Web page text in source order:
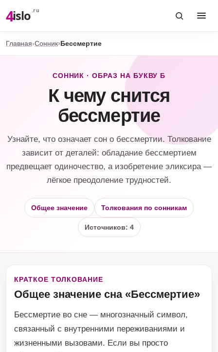
4islo .ru
Главная Сонник Бессмертие
СОННИК · ОБРАЗ НА БУКВУ Б
К чему снится
бессмертие
Узнайте, что означает сон о бессмертии. Толкование
зависит от деталей: обладание бессмертием
предвещает одиночество, а изобретение эликсира —
лёгкое преодоление трудностей.
Общее значение Толкования по сонникам
Источников: 4
КРАТКОЕ ТОЛКОВАНИЕ
Общее значение сна «Бессмертие»
Бессмертие во сне — многозначный символ,
связанный с внутренними переживаниями и
жизненными вызовами. Если вы просто